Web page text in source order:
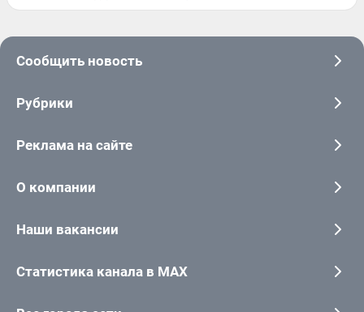
Сообщить новость
Рубрики
Реклама на сайте
О компании
Наши вакансии
Статистика канала в MAX